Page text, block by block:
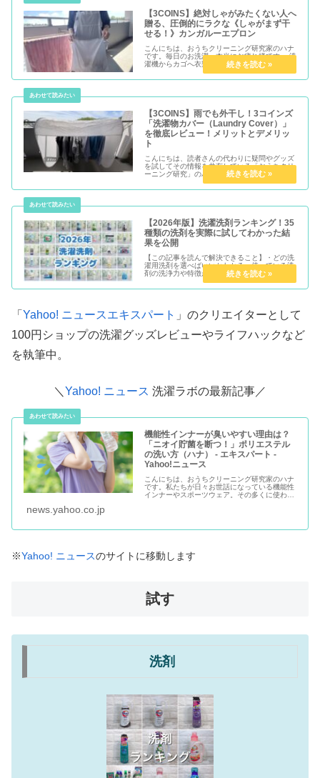
【3COINS】絶対しゃがみたくない人へ
贈る、圧倒的にラクな《しゃがまず干
せる！》カンガルーエプロン
こんにちは、おうちクリーニング研究家のハナ
です。毎日のお洗濯、本当にお疲れ様です。 洗
濯機からカゴへ衣類を移し、干すたびにしゃが
んで、立って。この「よっこいしょ」という動
作、地味に体力を削られますよね。万年腰痛も
【3COINS】雨でも外干し！3コインズ
「洗濯物カバー（Laundry Cover）」
を徹底レビュー！メリットとデメリッ
ト
こんにちは、読者さんの代わりに疑問やグッズ
を試してその情報を共有している「おうちクリ
ーニング研究」のハナです。梅雨の晴れ間、
「洗濯物をすっきり外に干したい」と思って
も、天気が怪しいと外出するのは躊躇してしま
【2026年版】洗濯洗剤ランキング！35
種類の洗剤を実際に試してわかった結
果を公開
【この記事を読んで解決できること】・どの洗
濯用洗剤を選べばいいかわかる・使っている洗
剤の洗浄力や特徴がわかる・リニューアル前後
の差を知りたいこんにちは！おうちクリーニン
グ研究家のハナです。今年もやってきました！
「 Yahoo! ニュースエキスパート 」のクリエイターとして
100円ショップの洗濯グッズレビューやライフハックなど
を執筆中。
＼ Yahoo! ニュース 洗濯ラボの最新記事／
機能性インナーが臭いやすい理由は？
「ニオイ貯菌を断つ！」ポリエステル
の洗い方（ハナ） - エキスパート -
Yahoo!ニュース
こんにちは、おうちクリーニング研究家のハナ
です。私たちが日々お世話になっている機能性
インナーやスポーツウェア。その多くに使われ
news.yahoo.co.jp
※Yahoo! ニュースのサイトに移動します
試す
洗剤